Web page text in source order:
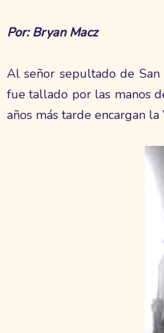
Por: Bryan Macz
Al señor sepultado de San
fue tallado por las manos
años más tarde encargan